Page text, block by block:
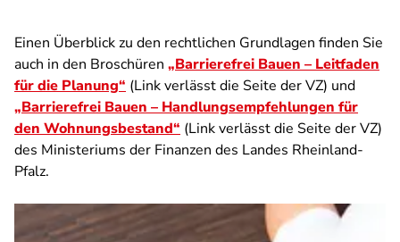
Einen Überblick zu den rechtlichen Grundlagen finden Sie
auch in den Broschüren „Barrierefrei Bauen – Leitfaden
für die Planung“ (Link verlässt die Seite der VZ) und
„Barrierefrei Bauen – Handlungsempfehlungen für
den Wohnungsbestand“ (Link verlässt die Seite der VZ)
des Ministeriums der Finanzen des Landes Rheinland-
Pfalz.